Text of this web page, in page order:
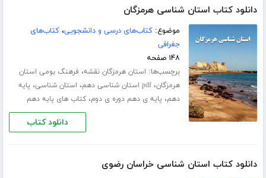
دانلود کتاب استان شناسی هرمزگان
موضوع:کتاب‌های درسی و دانشجویی،کتاب‌های
جغرافی
۱۴۸ صفحه
برچسب‌ها: استان هرمزگان نقشه، فرهنگ بومی استان
هرمزگان،pdf استان شناسی دهم ، استان شناسی، پایه
دهم، پایه ی دهم دوره ی دوم،کتاب های پایه دهم
دانلود کتاب
دانلود کتاب استان شناسی خراسان رضوی